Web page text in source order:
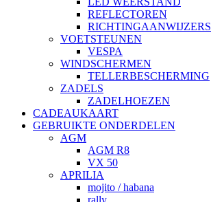
REFLECTOREN
RICHTINGAANWIJZERS
VOETSTEUNEN
VESPA
WINDSCHERMEN
TELLERBESCHERMING
ZADELS
ZADELHOEZEN
CADEAUKAART
GEBRUIKTE ONDERDELEN
AGM
AGM R8
VX 50
APRILIA
mojito / habana